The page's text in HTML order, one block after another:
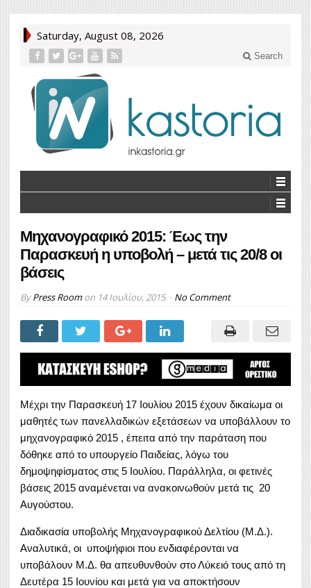
Saturday, August 08, 2026
Search
Μηχανογραφικό 2015: Έως την
Παρασκευή η υποβολή – μετά τις 20/8 οι
βάσεις
ByPress Roomon 14 Ιουλίου, 2015 No Comment
Μέχρι την Παρασκευή 17 Ιουλίου 2015 έχουν δικαίωμα οι
μαθητές των πανελλαδικών εξετάσεων να υποβάλλουν το
μηχανογραφικό 2015 , έπειτα από την παράταση που
δόθηκε από το υπουργείο Παιδείας, λόγω του
δημοψηφίσματος στις 5 Ιουλίου. Παράλληλα, οι φετινές
βάσεις 2015 αναμένεται να ανακοινωθούν μετά τις 20
Αυγούστου.
Διαδικασία υποβολής Μηχανογραφικού Δελτίου (Μ.Δ.).
Αναλυτικά, οι υποψήφιοι που ενδιαφέρονται να
υποβάλουν Μ.Δ. θα απευθυνθούν στο Λύκειό τους από τη
Δευτέρα 15 Ιουνίου και μετά για να αποκτήσουν